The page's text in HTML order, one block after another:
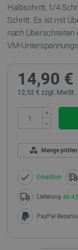
Halbschritt, 1/4
Schritt. Es ist mit
nach Überschreiten
VM-
14,90 €
12,52 € zzgl. MwSt.
+
−
Menge prüfen
Erhältlich
Lieferung ab
PayPal